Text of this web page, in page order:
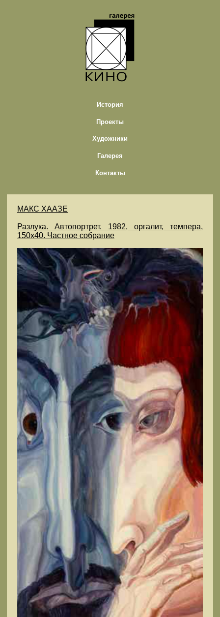
История
Проекты
Художники
Галерея
Контакты
МАКС ХААЗЕ
Разлука. Автопортрет. 1982, оргалит, темпера,
150х40. Частное собрание